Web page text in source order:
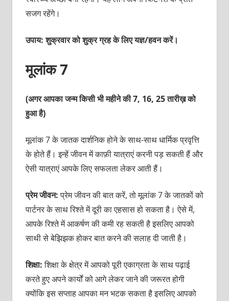
सजग रहेंगे।
उपाय: शुक्रवार को शुक्र ग्रह के लिए यज्ञ/हवन करें।
मूलांक 7
(अगर आपका जन्म किसी भी महीने की 7, 16, 25 तारीख़ को
हुआ है)
मूलांक 7 के जातक दार्शनिक होने के साथ-साथ धार्मिक प्रवृत्ति
के होते हैं। इन्हें जीवन में काफ़ी यात्राएं करनी पड़ सकती हैं और
ऐसी यात्राएं आपके लिए सफलता लेकर आती हैं।
प्रेम जीवन:प्रेम जीवन की बात करें, तो मूलांक 7 के जातकों को
पार्टनर के साथ रिश्ते में दूरी का एहसास हो सकता है। ऐसे में,
आपके रिश्ते में आकर्षण की कमी रह सकती है इसलिए आपको
साथी से बेझिझक होकर बात करने की सलाह दी जाती है।
शिक्षा:शिक्षा के क्षेत्र में आपको पूरी एकाग्रता के साथ पढ़ाई
करते हुए अपने कार्यों को आगे लेकर जाने की जरूरत होगी
क्योंकि इस सप्ताह आपका मन भटक सकता है इसलिए आपको